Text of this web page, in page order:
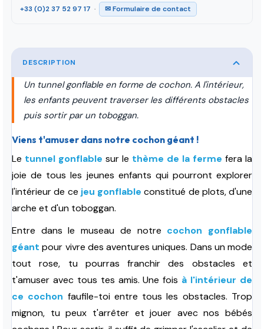
+33 (0)2 37 52 97 17 · ✉ Formulaire de contact
DESCRIPTION
Un tunnel gonflable en forme de cochon. A l'intérieur,
les enfants peuvent traverser les différents obstacles
puis sortir par un toboggan.
Viens t'amuser dans notre cochon géant !
Le tunnel gonflable sur le thème de la ferme fera la
joie de tous les jeunes enfants qui pourront explorer
l'intérieur de ce jeu gonflable constitué de plots, d'une
arche et d'un toboggan.
Entre dans le museau de notre cochon gonflable
géantpour vivre des aventures uniques. Dans un mode
tout rose, tu pourras franchir des obstacles et
t'amuser avec tous tes amis. Une fois à l'intérieur de
ce cochon faufile-toi entre tous les obstacles. Trop
mignon, tu peux t'arrêter et jouer avec nos bébés